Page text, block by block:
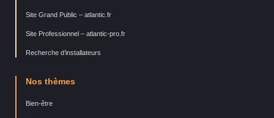
Site Grand Public – atlantic.fr
Site Professionnel – atlantic-pro.fr
Recherche d’installateurs
Nos thèmes
Bien-être